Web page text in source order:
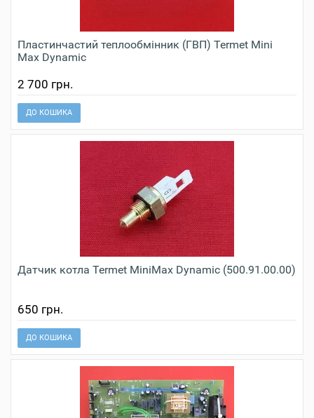
Пластинчастий теплообмінник (ГВП) Termet Mini
Max Dynamic
2 700 грн.
ДО КОШИКА
Датчик котла Termet MiniMax Dynamic (500.91.00.00)
650 грн.
ДО КОШИКА